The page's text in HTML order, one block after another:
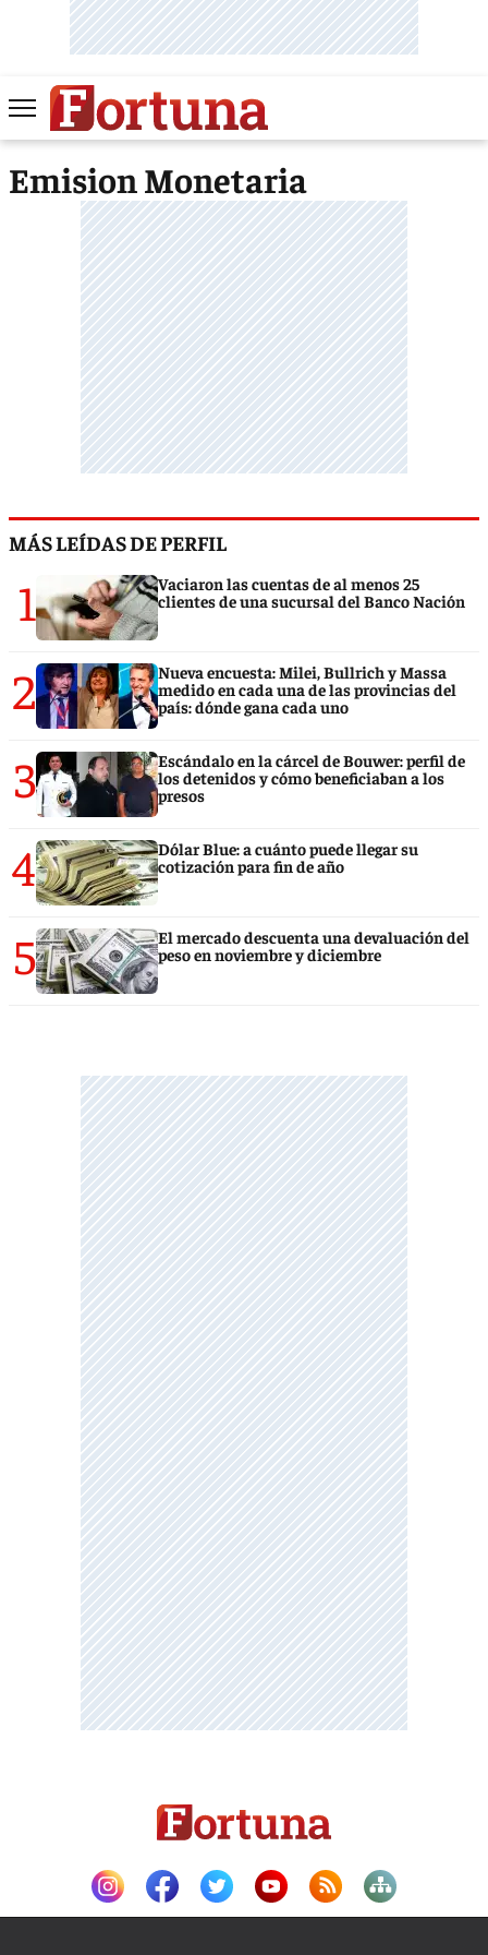
Emision Monetaria
MÁS LEÍDAS DE PERFIL
1
Vaciaron las cuentas de al menos 25
clientes de una sucursal del Banco Nación
2
Nueva encuesta: Milei, Bullrich y Massa
medido en cada una de las provincias del
país: dónde gana cada uno
3
Escándalo en la cárcel de Bouwer: perfil de
los detenidos y cómo beneficiaban a los
presos
4
Dólar Blue: a cuánto puede llegar su
cotización para fin de año
5
El mercado descuenta una devaluación del
peso en noviembre y diciembre